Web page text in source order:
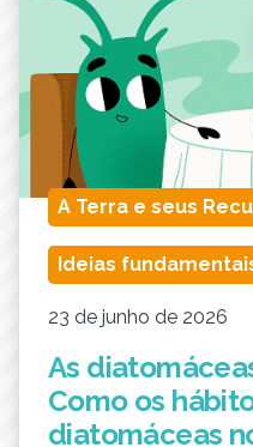
A Terra e seus
Ideias
23 de junho de 2026
As
Como os
diatomáceas